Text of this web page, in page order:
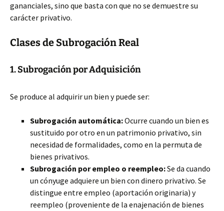
gananciales, sino que basta con que no se demuestre su
carácter privativo.
Clases de Subrogación Real
1. Subrogación por Adquisición
Se produce al adquirir un bien y puede ser:
Subrogación automática:Ocurre cuando un bien es
sustituido por otro en un patrimonio privativo, sin
necesidad de formalidades, como en la permuta de
bienes privativos.
Subrogación por empleo o reempleo:Se da cuando
un cónyuge adquiere un bien con dinero privativo. Se
distingue entre empleo (aportación originaria) y
reempleo (proveniente de la enajenación de bienes